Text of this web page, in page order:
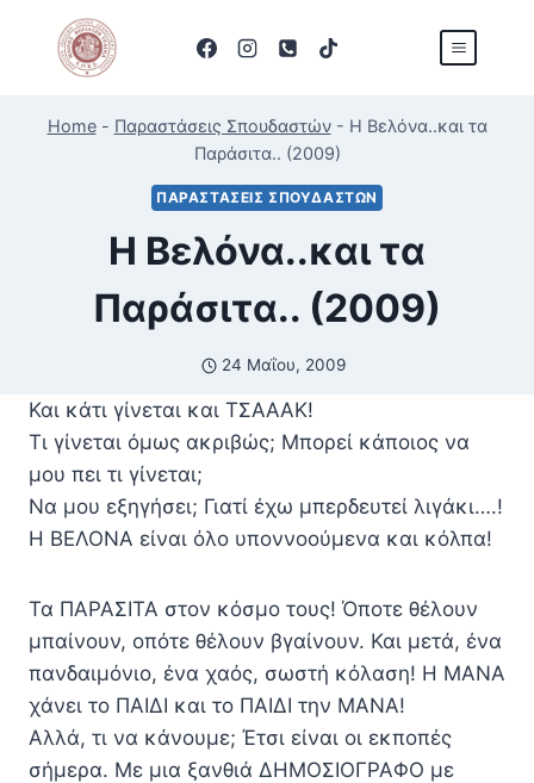
content
Home- Παραστάσεις Σπουδαστών- Η Βελόνα..και τα
Παράσιτα.. (2009)
ΠΑΡΑΣΤΆΣΕΙΣ ΣΠΟΥΔΑΣΤΏΝ
Η Βελόνα..και τα
Παράσιτα.. (2009)
24 Μαΐου, 2009
Και κάτι γίνεται και ΤΣΑΑΑΚ!
Τι γίνεται όμως ακριβώς; Μπορεί κάποιος να
μου πει τι γίνεται;
Να μου εξηγήσει; Γιατί έχω μπερδευτεί λιγάκι….!
Η ΒΕΛΟΝΑ είναι όλο υποννοούμενα και κόλπα!
Τα ΠΑΡΑΣΙΤΑ στον κόσμο τους! Όποτε θέλουν
μπαίνουν, οπότε θέλουν βγαίνουν. Και μετά, ένα
πανδαιμόνιο, ένα χαός, σωστή κόλαση! Η ΜΑΝΑ
χάνει το ΠΑΙΔΙ και το ΠΑΙΔΙ την ΜΑΝΑ!
Αλλά, τι να κάνουμε; Έτσι είναι οι εκποπές
σήμερα. Με μια ξανθιά ΔΗΜΟΣΙΟΓΡΑΦΟ με